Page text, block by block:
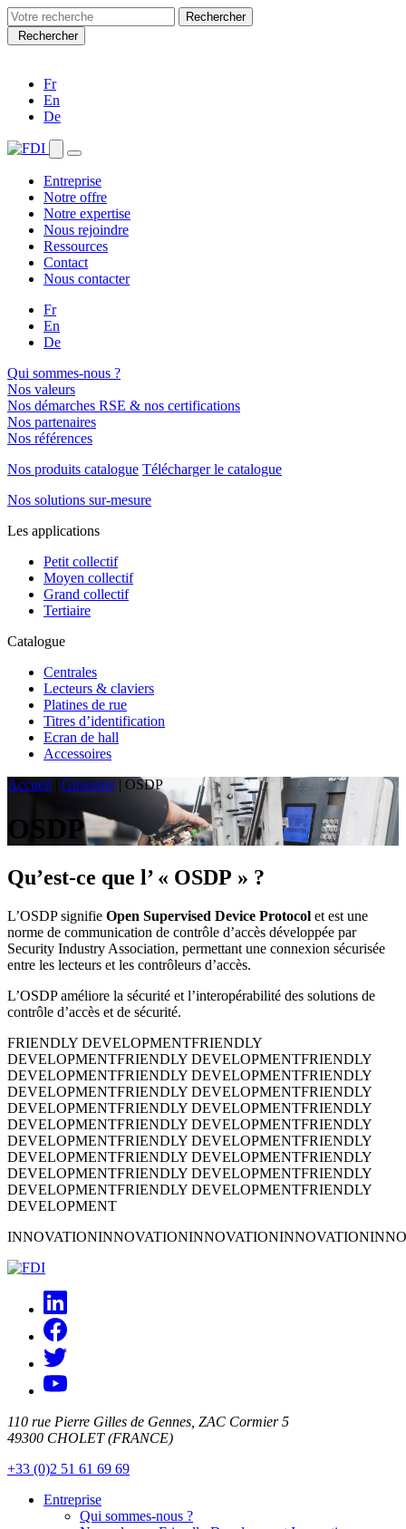
Search
for:Rechercher
Fr
En
De
Entreprise
Notre offre
Notre expertise
Nous rejoindre
Ressources
Contact
Nous contacter
Fr
En
De
Qui sommes-nous ?
Nos valeurs
Nos démarches RSE & nos certifications
Nos partenaires
Nos références
Nos produits catalogue Télécharger le catalogue
Nos solutions sur-mesure
Les applications
Petit collectif
Moyen collectif
Grand collectif
Tertiaire
Catalogue
Centrales
Lecteurs & claviers
Platines de rue
Titres d’identification
Ecran de hall
Accessoires
Accueil
Glossaire | OSDP
OSDP
Qu’est-ce que l’ « OSDP » ?
L’OSDP signifie Open Supervised Device Protocol et est une
norme de communication de contrôle d’accès développée par
Security Industry Association, permettant une connexion sécurisée
entre les lecteurs et les contrôleurs d’accès.
L’OSDP améliore la sécurité et l’interopérabilité des solutions de
contrôle d’accès et de sécurité.
FRIENDLY DEVELOPMENTFRIENDLY
DEVELOPMENTFRIENDLY DEVELOPMENTFRIENDLY
DEVELOPMENTFRIENDLY DEVELOPMENTFRIENDLY
DEVELOPMENTFRIENDLY DEVELOPMENTFRIENDLY
DEVELOPMENTFRIENDLY DEVELOPMENTFRIENDLY
DEVELOPMENTFRIENDLY DEVELOPMENTFRIENDLY
DEVELOPMENTFRIENDLY DEVELOPMENTFRIENDLY
DEVELOPMENTFRIENDLY DEVELOPMENTFRIENDLY
DEVELOPMENTFRIENDLY DEVELOPMENTFRIENDLY
DEVELOPMENTFRIENDLY DEVELOPMENTFRIENDLY
DEVELOPMENT
INNOVATIONINNOVATIONINNOVATIONINNOVATION
110 rue Pierre Gilles de Gennes, ZAC Cormier 5
49300 CHOLET (FRANCE)
+33 (0)2 51 61 69 69
Entreprise
Qui sommes-nous ?